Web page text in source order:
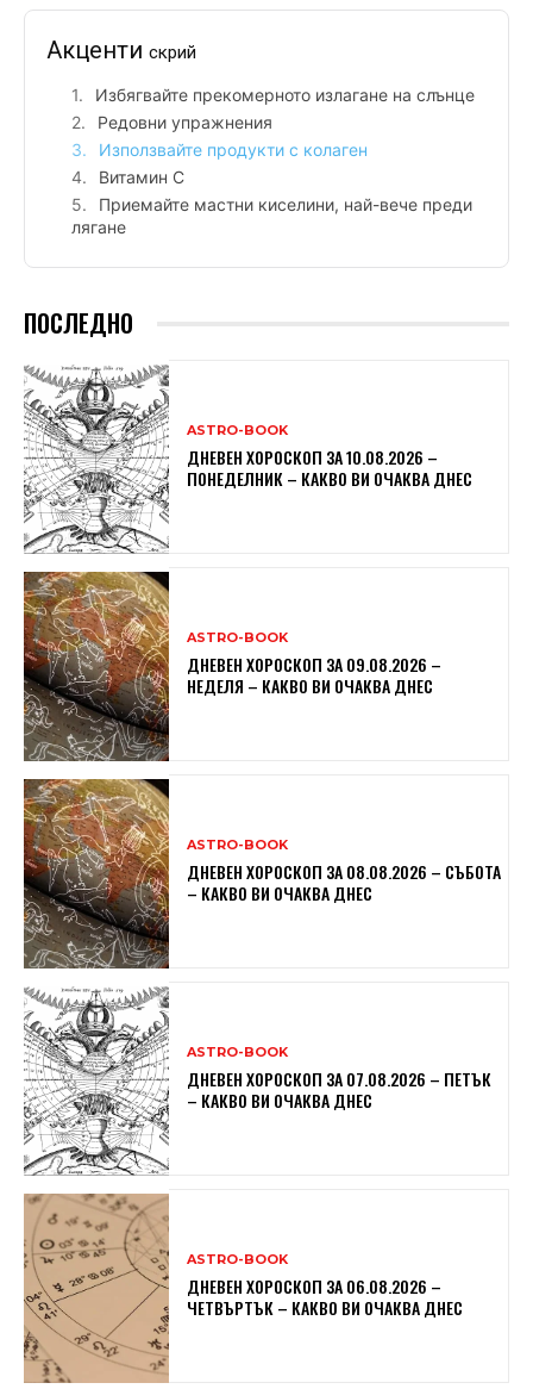
Акценти скрий
Избягвайте прекомерното излагане на слънце
Редовни упражнения
Използвайте продукти с колаген
Витамин С
Приемайте мастни киселини, най-вече преди
лягане
ПОСЛЕДНО
ASTRO-BOOK
ДНЕВЕН ХОРОСКОП ЗА 10.08.2026 –
ПОНЕДЕЛНИК – КАКВО ВИ ОЧАКВА ДНЕС
ASTRO-BOOK
ДНЕВЕН ХОРОСКОП ЗА 09.08.2026 –
НЕДЕЛЯ – КАКВО ВИ ОЧАКВА ДНЕС
ASTRO-BOOK
ДНЕВЕН ХОРОСКОП ЗА 08.08.2026 – СЪБОТА
– КАКВО ВИ ОЧАКВА ДНЕС
ASTRO-BOOK
ДНЕВЕН ХОРОСКОП ЗА 07.08.2026 – ПЕТЪК
– КАКВО ВИ ОЧАКВА ДНЕС
ASTRO-BOOK
ДНЕВЕН ХОРОСКОП ЗА 06.08.2026 –
ЧЕТВЪРТЪК – КАКВО ВИ ОЧАКВА ДНЕС